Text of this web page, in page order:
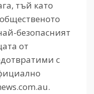
тъй като
безопасният
от
с